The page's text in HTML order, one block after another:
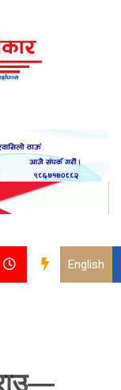
English